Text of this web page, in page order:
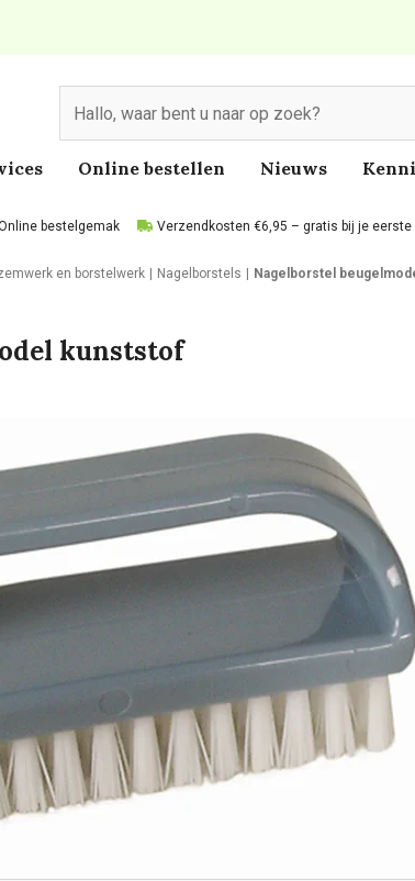
Online bestellen Nieuws
bestelgemak Verzendkosten €6,95 – gratis bij je
en borstelwerk Nagelborstels Nagelborstel
kunststof